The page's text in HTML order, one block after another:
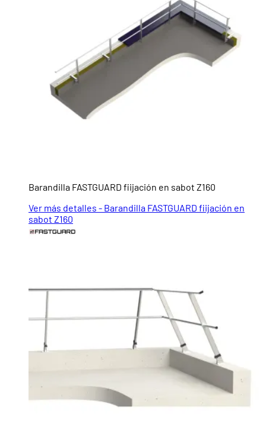
Barandilla FASTGUARD fiijación en sabot Z160
Ver más detalles - Barandilla FASTGUARD fiijación en
sabot Z160